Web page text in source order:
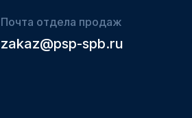
Почта отдела продаж
zakaz@psp-spb.ru